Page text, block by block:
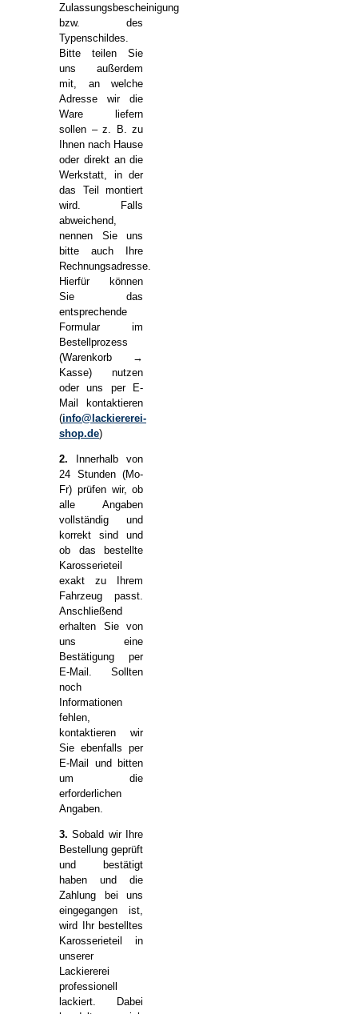
Zulassungsbescheinigung
bzw. des
Typenschildes.
Bitte teilen Sie
uns außerdem
mit, an welche
Adresse wir die
Ware liefern
sollen – z. B. zu
Ihnen nach Hause
oder direkt an die
Werkstatt, in der
das Teil montiert
wird. Falls
abweichend,
nennen Sie uns
bitte auch Ihre
Rechnungsadresse.
Hierfür können
Sie das
entsprechende
Formular im
Bestellprozess
(Warenkorb →
Kasse) nutzen
oder uns per E-
Mail kontaktieren
(info@lackiererei-
shop.de)
2. Innerhalb von
24 Stunden (Mo-
Fr) prüfen wir, ob
alle Angaben
vollständig und
korrekt sind und
ob das bestellte
Karosserieteil
exakt zu Ihrem
Fahrzeug passt.
Anschließend
erhalten Sie von
uns eine
Bestätigung per
E-Mail. Sollten
noch
Informationen
fehlen,
kontaktieren wir
Sie ebenfalls per
E-Mail und bitten
um die
erforderlichen
Angaben.
3. Sobald wir Ihre
Bestellung geprüft
und bestätigt
haben und die
Zahlung bei uns
eingegangen ist,
wird Ihr bestelltes
Karosserieteil in
unserer
Lackiererei
professionell
lackiert. Dabei